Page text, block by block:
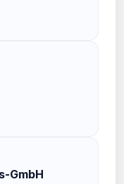
GmbH